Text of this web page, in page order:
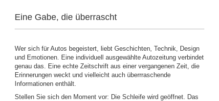
Eine Gabe, die überrascht
Wer sich für Autos begeistert, liebt Geschichten, Technik, Design
und Emotionen. Eine individuell ausgewählte Autozeitung verbindet
genau das. Eine echte Zeitschrift aus einer vergangenen Zeit, die
Erinnerungen weckt und vielleicht auch überrraschende
Informationen enthält.
Stellen Sie sich den Moment vor: Die Schleife wird geöffnet. Das